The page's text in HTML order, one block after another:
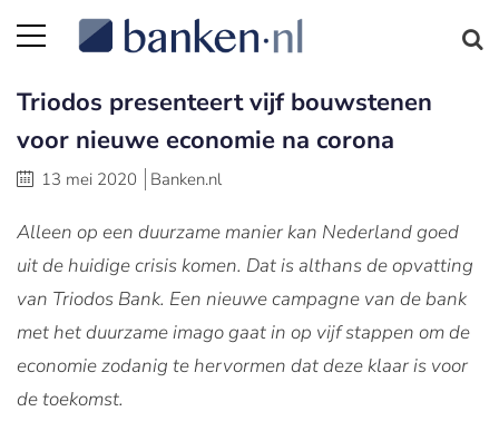
Triodos presenteert vijf bouwstenen
voor nieuwe economie na corona
13 mei 2020 Banken.nl
Alleen op een duurzame manier kan Nederland goed
uit de huidige crisis komen. Dat is althans de opvatting
van Triodos Bank. Een nieuwe campagne van de bank
met het duurzame imago gaat in op vijf stappen om de
economie zodanig te hervormen dat deze klaar is voor
de toekomst.